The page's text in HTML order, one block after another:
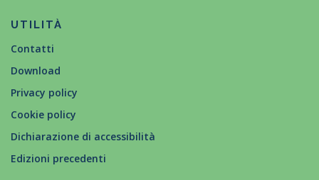
UTILITÀ
Contatti
Download
Privacy policy
Cookie policy
Dichiarazione di accessibilità
Edizioni precedenti